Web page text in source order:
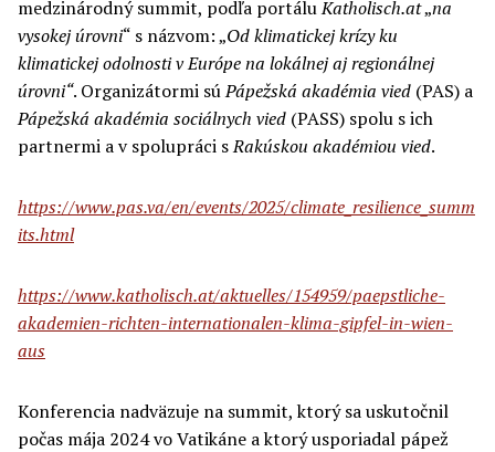
medzinárodný summit, podľa portáluKatholisch.at„na
vysokej úrovni“ s názvom: „Od klimatickej krízy ku
klimatickej odolnosti v Európe na lokálnej aj regionálnej
úrovni“. Organizátormi súPápežská akadémia vied (PAS) a
Pápežská akadémia sociálnych vied (PASS) spolu s ich
partnermi a v spolupráci sRakúskou akadémiou vied.
https://www.pas.va/en/events/2025/climate_resilience_summ
its.html
https://www.katholisch.at/aktuelles/154959/paepstliche-
akademien-richten-internationalen-klima-gipfel-in-wien-
aus
Konferencia nadväzuje na summit, ktorý sa uskutočnil
počas mája 2024 vo Vatikáne a ktorý usporiadal pápež